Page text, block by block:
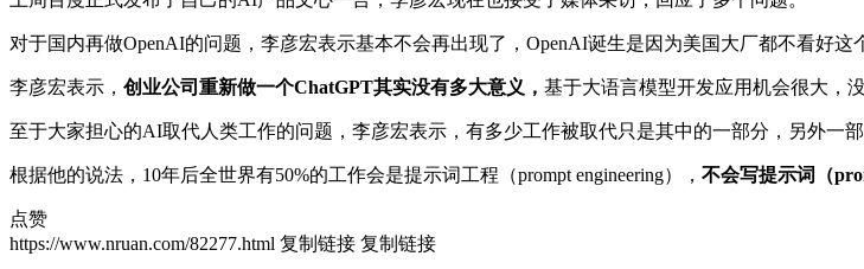
对于国内再做OpenAI的问题，李彦宏表示基本不会再出现了，OpenAI诞生是因为美国大厂都不看好
李彦宏表示， 创业公司重新做一个ChatGPT其实没有多大意义， 基于大语言模型开发应用机会很大，
至于大家担心的AI取代人类工作的问题，李彦宏表示，有多少工作被取代只是其中的一部分，另外一
根据他的说法，10年后全世界有50%的工作会是提示词工程（prompt engineering）， 不会写提示词（
点赞
https://www.nruan.com/82277.html 复制链接 复制链接